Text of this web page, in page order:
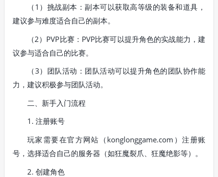
（1）挑战副本：副本可以获取高等级的装备和道具，
建议参与难度适合自己的副本。
（2）PVP比赛：PVP比赛可以提升角色的实战能力，建
议参与适合自己的比赛。
（3）团队活动：团队活动可以提升角色的团队协作能
力，建议积极参与团队活动。
二、新手入门流程
1. 注册账号
玩家需要在官方网站（konglonggame.com）注册账
号，选择适合自己的服务器（如狂魔裂爪、狂魔绝影等）。
2. 创建角色